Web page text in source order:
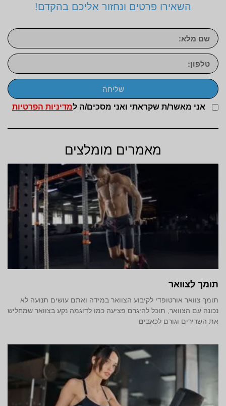
השאירו פרטים ונחזור אליכם בהקדם!
אני מאשר/ת שקראתי ואני מסכים/ה למדיניות הפרטיות
שליחה
מאמרים מומלצים
תומך לצוואר
תומך צוואר אורטופדי לקיבוע הצוואר במידה ואתם עושים תנועה לא
נכונה עם הצוואר, תוכל להיגרם פציעה כמו לדוגמה נקע בצוואר שמחליש
את השרירים וגורם לכאבים